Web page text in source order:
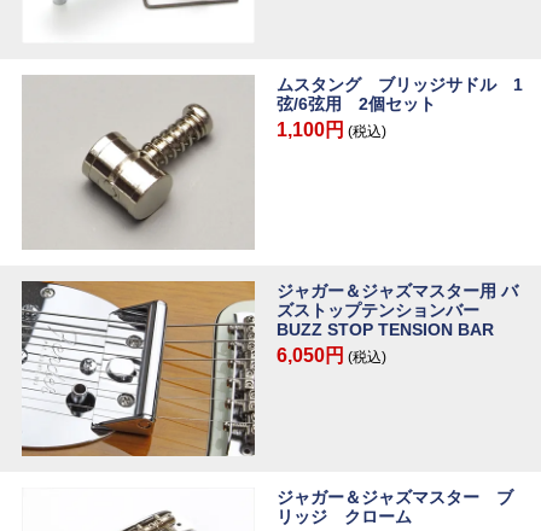
ムスタング ブリッジサドル 1
弦/6弦用 2個セット
1,100円 (税込)
ジャガー＆ジャズマスター用 バ
ズストップテンションバー
BUZZ STOP TENSION BAR
6,050円 (税込)
ジャガー＆ジャズマスター ブ
リッジ クローム